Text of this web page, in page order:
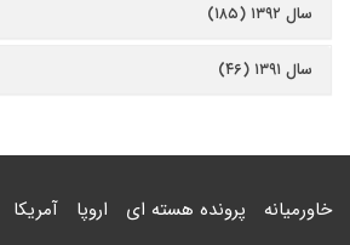
سال ۱۳۹۲ (۱۸۵)
سال ۱۳۹۱ (۴۶)
خاورمیانه پرونده هسته ای اروپا آمریکا